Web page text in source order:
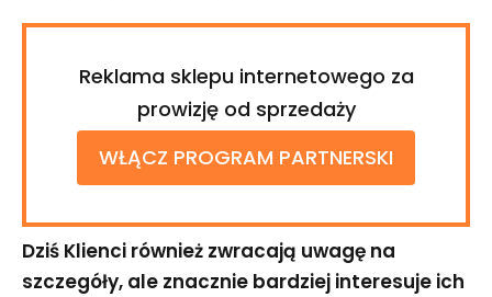
Reklama sklepu internetowego za
prowizję od sprzedaży
WŁĄCZ PROGRAM PARTNERSKI
Dziś Klienci również zwracają uwagę na
szczegóły, ale znacznie bardziej interesuje ich